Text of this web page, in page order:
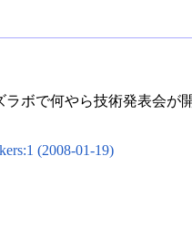
ボで何やら技術発表会が
(2008-01-19)